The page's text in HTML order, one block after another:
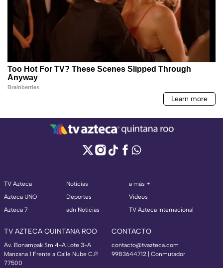
TV Azteca
Azteca UNO
Azteca 7
Noticias
Deportes
adn Noticias
a más +
Videos
TV Azteca Internacional
TV AZTECA QUINTANA ROO
Av. Bonampak Sm 4-A Lote 3-A
Manzana 1 Frente a Calle Nube C.P.
77500
CONTACTO
contacto@tvazteca.com
9983644712 | Conmutador